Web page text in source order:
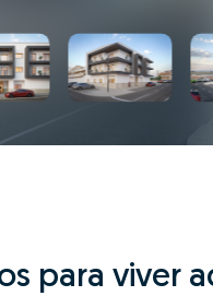
para viver